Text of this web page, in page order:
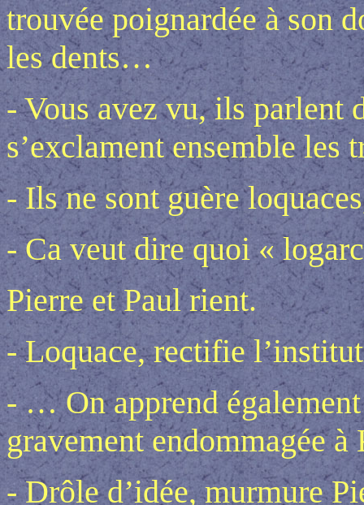
trouvée poignardée à son
les dents…
- Vous avez vu, ils
s’exclament ensemble les
- Ils ne sont guère
- Ca veut dire quoi «
Pierre et Paul rient.
- Loquace, rectifie
- … On apprend également
gravement endommagée
- Drôle d’idée, murmure